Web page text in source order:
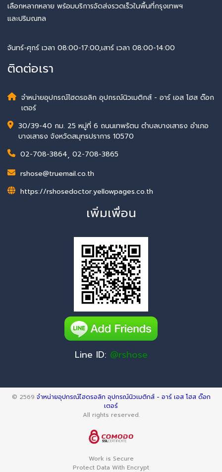
เลือกหลากหลาย พร้อมบริการจัดส่งรวดเร็วในพื้นที่กรุงเทพฯ
และปริมณฑล
จันทร์-ศุกร์ เวลา 08:00-17:00,เสาร์ เวลา 08:00-14:00
ติดต่อเรา
จำหน่ายอุปกรณ์ไฮดรอลิก อุปกรณ์นิวเมติกส์ - อาร์ เอส โฮส ด๊อก
เตอร์
30/39-40 กม. 25 หมู่ที่ 6 ถนนเทพรัตน ตำบลบางเสาธง อำเภอ
บางเสาธง จังหวัดสมุทรปราการ 10570
02-708-3864, 02-708-3865
rshose@truemail.co.th
https://rshosedoctor.yellowpages.co.th
เพิ่มเพื่อน
Line ID: @rshose
© 2569 จำหน่ายอุปกรณ์ไฮดรอลิก อุปกรณ์นิวเมติกส์ - อาร์ เอส โฮส ด๊อก
เตอร์
All rights reserved.
Work is Secure
Protect Data With Encrypt